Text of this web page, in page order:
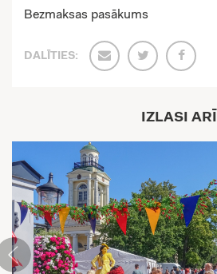
Bezmaksas pasākums
DALĪTIES:
IZLASI ARĪ